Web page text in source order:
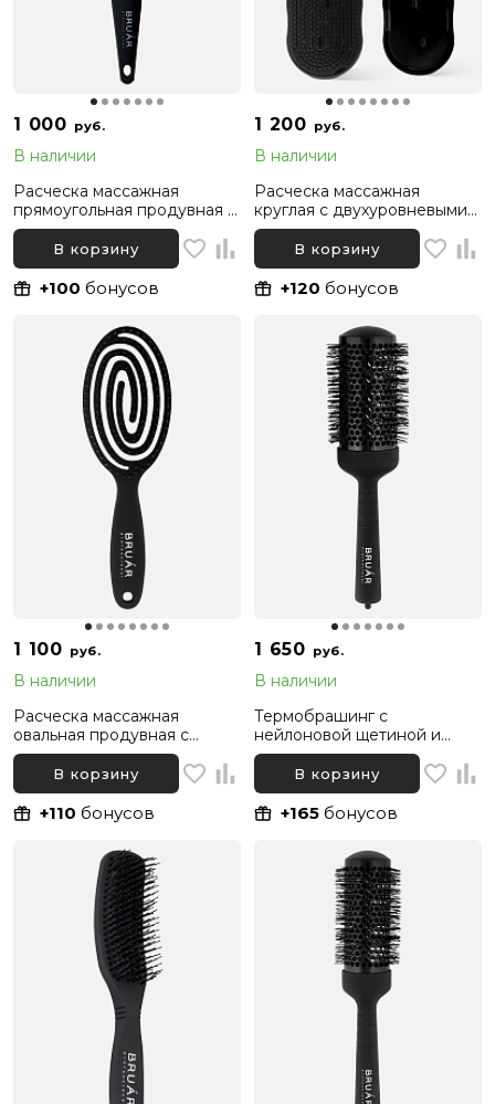
1 000 руб.
В наличии
Расческа массажная
прямоугольная продувная с
нейлоновыми зубчиками 11
рядов BRUAR BLOW
В корзину
+100 бонусов
1 200 руб.
В наличии
Расческа массажная
круглая с двухуровневыми
нейлоновыми зубчиками 9
рядов BRUAR SOFT
DETANGLE
В корзину
+120 бонусов
1 100 руб.
В наличии
Расческа массажная
овальная продувная с
нейлоновой щетиной
BRUAR FLEXY
В корзину
+110 бонусов
1 650 руб.
В наличии
Термобрашинг с
нейлоновой щетиной и
хвостиком BRUAR BLACK
THERMO, диаметр 53 мм
В корзину
+165 бонусов